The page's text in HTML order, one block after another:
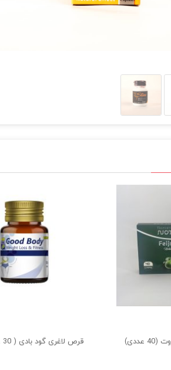
قرص لاغری فوجیا فروت (40 عددی)
قرص لاغری گود بادی ( 30 عددی )